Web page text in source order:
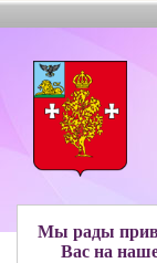
Мы рады
Вас на